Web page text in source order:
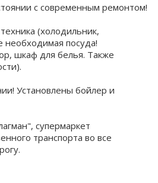
с современным ремонтом!
(холодильник,
необходимая посуда!
шкаф для белья. Также
Установлены бойлер и
супермаркет
транспорта во все